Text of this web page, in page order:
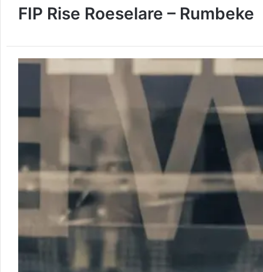
FIP Rise Roeselare – Rumbeke